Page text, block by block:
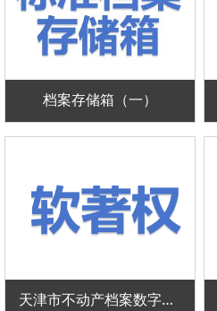
档案存储箱（一）
天津市不动产档案数字化加工系统